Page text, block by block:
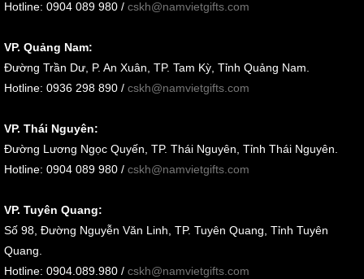
Hotline: 0904 089 980 / cskh@namvietgifts.com
VP. Quảng Nam:
Đường Trần Dư, P. An Xuân, TP. Tam Kỳ, Tỉnh Quảng Nam
Hotline: 0936 298 890 / cskh@namvietgifts.com
VP. Thái Nguyên:
Đường Lương Ngọc Quyến, TP. Thái Nguyên, Tỉnh Thái Nguyên.
Hotline: 0904 089 980 / cskh@namvietgifts.com
VP. Tuyên Quang:
Số 98, Đường Nguyễn Văn Linh, TP. Tuyên Quang, Tỉnh Tuyên
Quang.
Hotline: 0904.089.980 / cskh@namvietgifts.com